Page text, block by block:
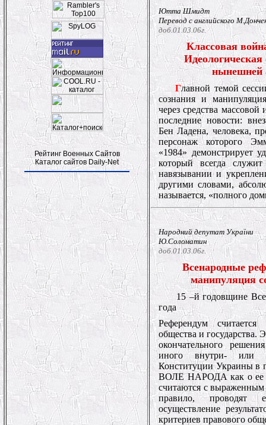
Рейтинг Военных Сайтов
Каталог сайтов Daily-Net
Ютта Шмидт
Перевод с английского
доб.01.03.06г.
Классовая
Идеологическая
нынешней
Главной темой
сознания и
через средства
последние новости:
Бен Ладена, человека,
персонаж которого
«1984» демонстрирует
который всегда
навязывании и
другими словами,
называется, «полного
Народний депутат України
Ю.Соломатин
доб.01.03.06г.
Всенародные
манипуляция
15 –й годовщине
года
Референдум
общества и государства.
окончательного
иного внутри- или
Конституции Украины
ВОЛЕ НАРОДА как о ее
считаются с
правило, проводят
осуществление
критериев правового